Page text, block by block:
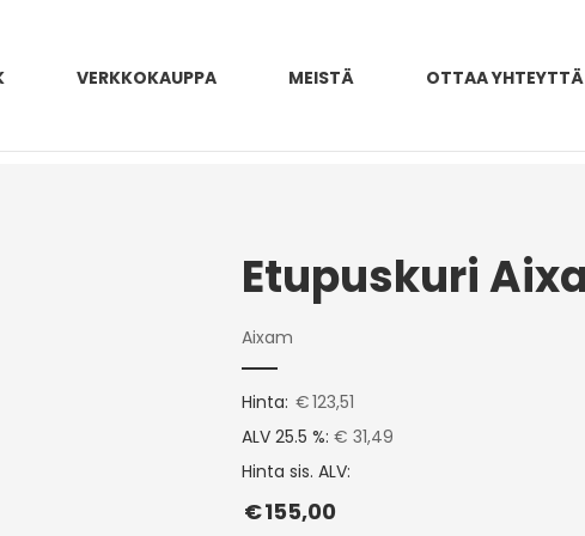
VERKKOKAUPPA MEISTÄ OTTAA YHTEYTTÄ
Aixam
Hinta: €123,51
ALV 25.5 %: € 31,49
Hinta sis. ALV:
€155,00